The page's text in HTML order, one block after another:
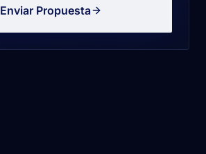
Enviar Propuesta